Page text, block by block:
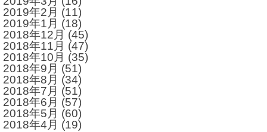
2019年2月 (11)
2019年1月 (18)
2018年12月 (45)
2018年11月 (47)
2018年10月 (35)
2018年9月 (51)
2018年8月 (34)
2018年7月 (51)
2018年6月 (57)
2018年5月 (60)
2018年4月 (19)